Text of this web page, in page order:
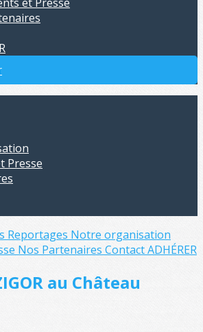
Presse
Reportages Notre organisation
Nos Partenaires ContactADHÉRER
au Château